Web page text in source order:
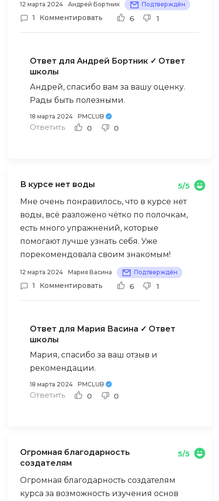
12 марта 2024 Андрей Бортник Подтверждён
1 Комментировать 6 1
Ответ для Андрей Бортник ✓ Ответ
школы
Андрей, спасибо вам за вашу оценку.
Рады быть полезными.
18 марта 2024 PMCLUB
Ответить 0 0
В курсе нет воды
5/5
Мне очень понравилось, что в курсе нет
воды, всё разложено чётко по полочкам,
есть много упражнений, которые
помогают лучше узнать себя. Уже
порекомендовала своим знакомым!
12 марта 2024 Мария Васина Подтверждён
1 Комментировать 6 1
Ответ для Мария Васина ✓ Ответ
школы
Мария, спасибо за ваш отзыв и
рекомендации.
18 марта 2024 PMCLUB
Ответить 0 0
Огромная благодарность
создателям
5/5
Огромная благодарность создателям
курса за возможность изучения основ